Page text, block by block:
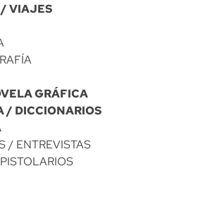
/ VIAJES
GRÁFICA
/ DICCIONARIOS
/ ENTREVISTAS